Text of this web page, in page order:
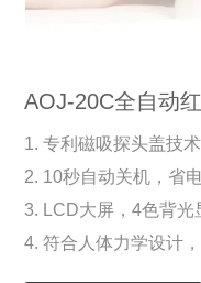
AOJ-20C全自动
1. 专利磁吸探头盖技
2. 10秒自动关机，省
3. LCD大屏，4色背光
4. 符合人体力学设计